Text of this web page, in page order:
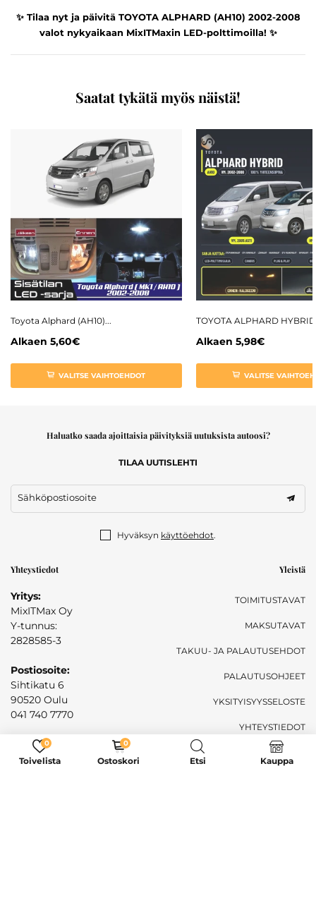
✨ Tilaa nyt ja päivitä TOYOTA ALPHARD (AH10) 2002-2008
valot nykyaikaan MixITMaxin LED-polttimoilla! ✨
Saatat tykätä myös näistä!
Toyota Alphard (AH10)...
Alkaen 5,60€
VALITSE VAIHTOEHDOT
TOYOTA ALPHARD
Alkaen 5,98€
VALITSE
Haluatko saada ajoittaisia päivityksiä uutuksista autoosi?
TILAA UUTISLEHTI
Sähköpostiosoite
Hyväksyn käyttöehdot.
Yhteystiedot
Yritys:
MixITMax Oy
Y-tunnus:
2828585-3
Postiosoite:
Sihtikatu 6
90520 Oulu
041 740 7770
Sähköposti:
mixitmaxoy@gmail.com
Yleistä
TOIMITUSTAVAT
MAKSUTAVAT
TAKUU- JA PALAUTUSEHDOT
PALAUTUSOHJEET
YKSITYISYYSSELOSTE
YHTEYSTIEDOT
0
Toivelista
0
Ostoskori Etsi Kauppa